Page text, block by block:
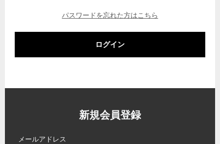
パスワードを忘れた方はこちら
ログイン
新規会員登録
メールアドレス